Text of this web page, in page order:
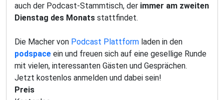
auch der Podcast-Stammtisch, der immer am zweiten
Dienstag des Monats stattfindet.
Die Macher von Podcast Plattform laden in den
podspace ein und freuen sich auf eine gesellige Runde
mit vielen, interessanten Gästen und Gesprächen.
Jetzt kostenlos anmelden und dabei sein!
Preis